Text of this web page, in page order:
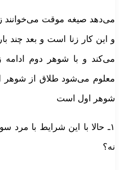
صیغه موقت می‌خوانند
این کار زنا است و بعد چند
می‌شود طلاق از شوهر
اول است
۱ـ حالا با این شرایط با مرد